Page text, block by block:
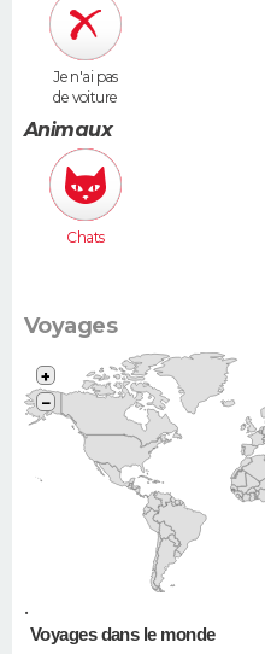
Je n'ai pas
de voiture
Animaux
Chats
Voyages
•
+
−
Voyages dans le monde